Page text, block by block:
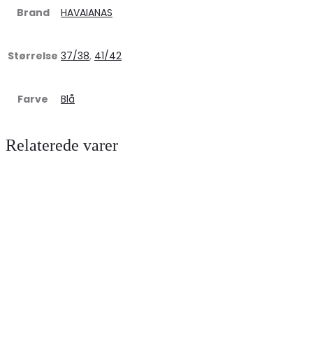
Brand HAVAIANAS
Størrelse 37/38, 41/42
Farve Blå
Relaterede varer